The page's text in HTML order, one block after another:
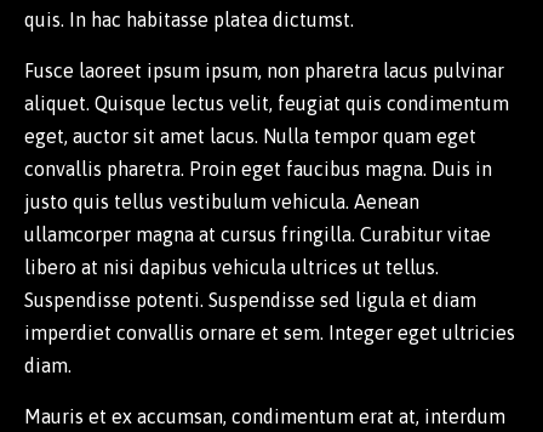
quis. In hac habitasse platea dictumst.
Fusce laoreet ipsum ipsum, non pharetra lacus pulvinar
aliquet. Quisque lectus velit, feugiat quis condimentum
eget, auctor sit amet lacus. Nulla tempor quam eget
convallis pharetra. Proin eget faucibus magna. Duis in
justo quis tellus vestibulum vehicula. Aenean
ullamcorper magna at cursus fringilla. Curabitur vitae
libero at nisi dapibus vehicula ultrices ut tellus.
Suspendisse potenti. Suspendisse sed ligula et diam
imperdiet convallis ornare et sem. Integer eget ultricies
diam.
Mauris et ex accumsan, condimentum erat at, interdum